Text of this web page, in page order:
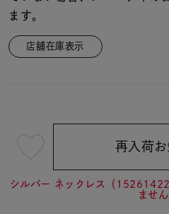
ます。
店舗在庫表示
¥19,800 in)
再入荷
シルバー ネックレス（
ません